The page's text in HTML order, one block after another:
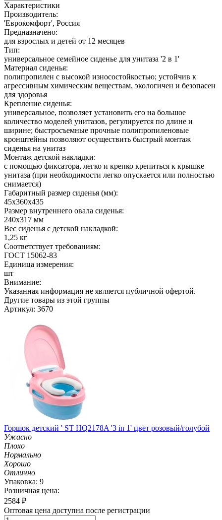
Характеристики
Производитель:
'Еврокомфорт', Россия
Предназначено:
для взрослых и детей от 12 месяцев
Тип:
универсальное семейное сиденье для унитаза '2 в 1'
Материал сиденья:
полипропилен с высокой износостойкостью; устойчив к
агрессивным химическим веществам, экологичен и безопасен
для здоровья
Крепление сиденья:
универсальное, позволяет установить его на большое
количество моделей унитазов, регулируется по длине и
ширине; быстросъемные прочные полипропиленовые
кронштейны позволяют осуществить быстрый монтаж
сиденья на унитаз
Монтаж детской накладки:
с помощью фиксатора, легко и крепко крепиться к крышке
унитаза (при необходимости легко опускается или полностью
снимается)
Габаритный размер сиденья (мм):
45х360х435
Размер внутреннего овала сиденья:
240х317 мм
Вес сиденья с детской накладкой:
1,25 кг
Соответствует требованиям:
ГОСТ 15062-83
Единица измерения:
шт
Внимание:
Указанная информация не является публичной офертой.
Другие товары из этой группы
Артикул: 3670
Горшок детский ' ST HQ2178A '3 in 1' цвет розовый/голубой
Ужасно
Плохо
Нормально
Хорошо
Отлично
Упаковка: 9
Розничная цена:
2584 ₽
Оптовая цена доступна после регистрации